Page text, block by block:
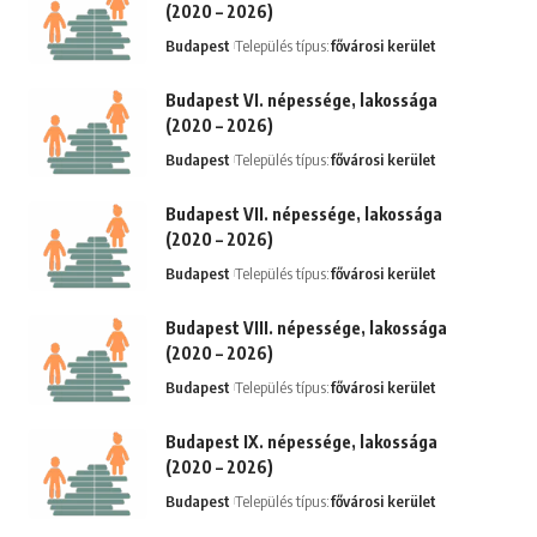
(2020 – 2026)
Budapest Település típus:fővárosi kerület
Budapest VI. népessége, lakossága
(2020 – 2026)
Budapest Település típus:fővárosi kerület
Budapest VII. népessége, lakossága
(2020 – 2026)
Budapest Település típus:fővárosi kerület
Budapest VIII. népessége, lakossága
(2020 – 2026)
Budapest Település típus:fővárosi kerület
Budapest IX. népessége, lakossága
(2020 – 2026)
Budapest Település típus:fővárosi kerület